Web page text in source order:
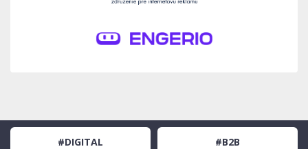
#DIGITAL #B2B